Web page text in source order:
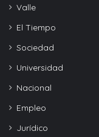
Valle
El Tiempo
Sociedad
Universidad
Nacional
Empleo
Jurídico